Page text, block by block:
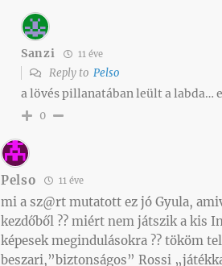
Sanzi 11 éve
Reply to Pelso
a lövés pillanatában leült a labda…
0
Pelso 11 éve
mi a sz@rt mutatott ez jó Gyula,
kezdőből ?? miért nem játszik a kis
képesek megindulásokra ?? tököm
beszari,”biztonságos” Rossi